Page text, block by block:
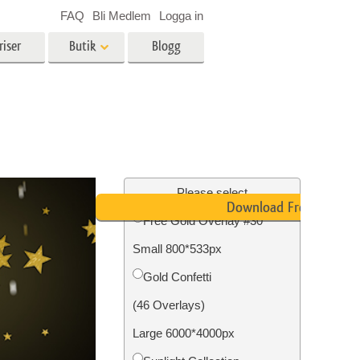
Foto restaurering
Butik Blogg
FAQ Bli Medlem Logga in
Please select
Free Gold Overlay #30
Small 800*533px
Gold Confetti
(46 Overlays)
Large 6000*4000px
Download Free